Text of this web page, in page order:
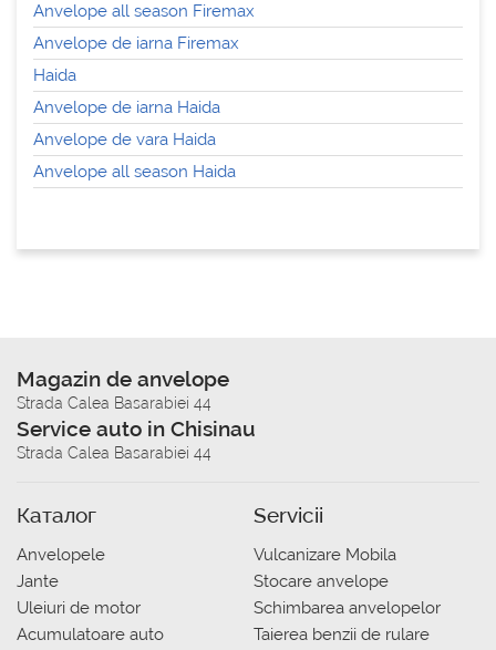
Anvelope all season Firemax
Anvelope de iarna Firemax
Haida
Anvelope de iarna Haida
Anvelope de vara Haida
Anvelope all season Haida
Magazin de anvelope
Strada Calea Basarabiei 44
Service auto in Chisinau
Strada Calea Basarabiei 44
Каталог
Anvelopele
Jante
Uleiuri de motor
Acumulatoare auto
Servicii
Vulcanizare Mobila
Stocare anvelope
Schimbarea anvelopelor
Taierea benzii de rulare